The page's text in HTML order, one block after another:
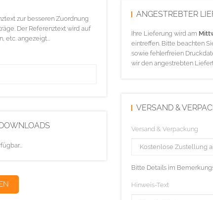
zur besseren Zuordnung
Der Referenztext wird auf
etc. angezeigt...
ANGESTREBTER
Ihre Lieferung wird am
eintreffen. Bitte beachten
sowie fehlerfreien
wir den angestrebten
VERSAND &
Versand & Verpackung
Bitte Details im
Hinweis-Text